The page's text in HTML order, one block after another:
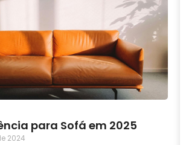
para Sofá em 2025
2024